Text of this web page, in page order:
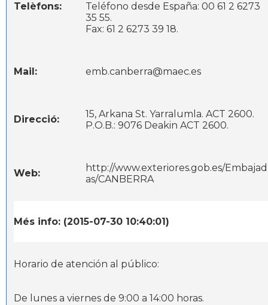
Telèfons:
Teléfono desde España: 00 61 2 6273
35 55.
Fax: 61 2 6273 39 18.
Mail: emb.canberra@maec.es
Direcció:
15, Arkana St. Yarralumla. ACT 2600.
P.O.B.: 9076 Deakin ACT 2600.
Web:
http://www.exteriores.gob.es/Embajad
as/CANBERRA
Més info: (2015-07-30 10:40:01)
Horario de atención al público:
De lunes a viernes de 9:00 a 14:00 horas.